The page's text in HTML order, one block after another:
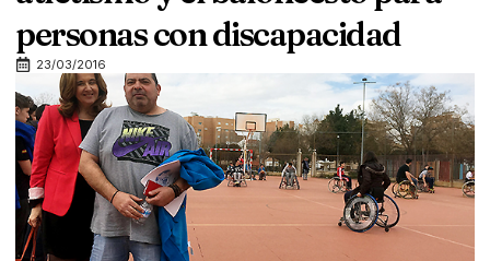
personas con discapacidad
23/03/2016